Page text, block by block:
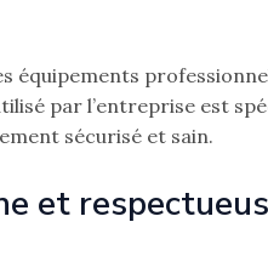
équipements
par l’entreprise est
sécurisé et sain.
et